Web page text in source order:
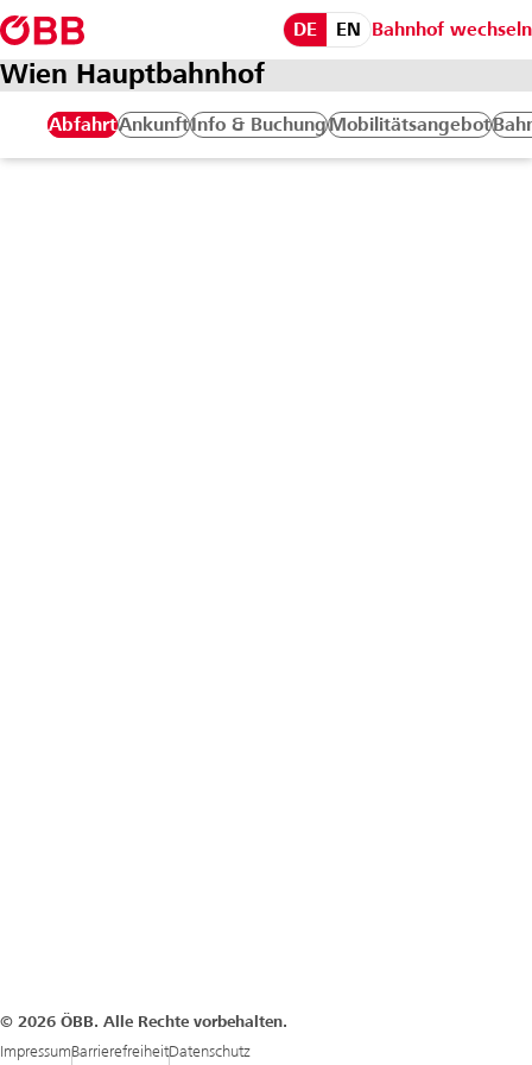
DE EN Bahnhof wechseln
Wien Hauptbahnhof
AbfahrtAnkunftInfo & BuchungMobilitätsangebot
© 2026 ÖBB. Alle Rechte vorbehalten.
ImpressumBarrierefreiheitDatenschutz